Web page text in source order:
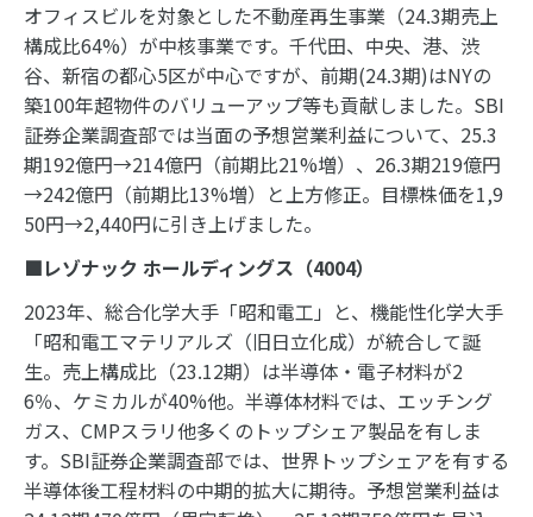
オフィスビルを対象とした不動産再生事業（24.3期売上
構成比64%）が中核事業です。千代田、中央、港、渋
谷、新宿の都心5区が中心ですが、前期(24.3期)はNYの
築100年超物件のバリューアップ等も貢献しました。SBI
証券企業調査部では当面の予想営業利益について、25.3
期192億円→214億円（前期比21%増）、26.3期219億円
→242億円（前期比13%増）と上方修正。目標株価を1,9
50円→2,440円に引き上げました。
■レゾナック ホールディングス（4004）
2023年、総合化学大手「昭和電工」と、機能性化学大手
「昭和電工マテリアルズ（旧日立化成）が統合して誕
生。売上構成比（23.12期）は半導体・電子材料が2
6％、ケミカルが40%他。半導体材料では、エッチング
ガス、CMPスラリ他多くのトップシェア製品を有しま
す。SBI証券企業調査部では、世界トップシェアを有する
半導体後工程材料の中期的拡大に期待。予想営業利益は